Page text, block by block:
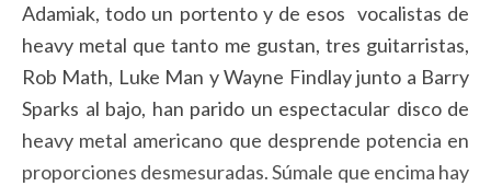
Adamiak, todo un portento y de esos vocalistas de
heavy metal que tanto me gustan, tres guitarristas,
Rob Math, Luke Man y Wayne Findlay junto a Barry
Sparks al bajo, han parido un espectacular disco de
heavy metal americano que desprende potencia en
proporciones desmesuradas. Súmale que encima hay